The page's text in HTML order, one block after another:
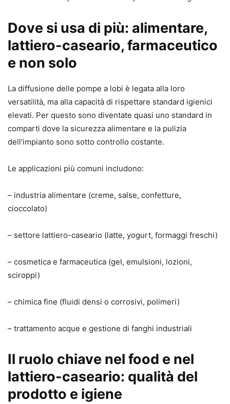
Dove si usa di più: alimentare,
lattiero-caseario, farmaceutico
e non solo
La diffusione delle pompe a lobi è legata alla loro
versatilità, ma alla capacità di rispettare standard igienici
elevati. Per questo sono diventate quasi uno standard in
comparti dove la sicurezza alimentare e la pulizia
dell’impianto sono sotto controllo costante.
Le applicazioni più comuni includono:
– industria alimentare (creme, salse, confetture,
cioccolato)
– settore lattiero-caseario (latte, yogurt, formaggi freschi)
– cosmetica e farmaceutica (gel, emulsioni, lozioni,
sciroppi)
– chimica fine (fluidi densi o corrosivi, polimeri)
– trattamento acque e gestione di fanghi industriali
Il ruolo chiave nel food e nel
lattiero-caseario: qualità del
prodotto e igiene